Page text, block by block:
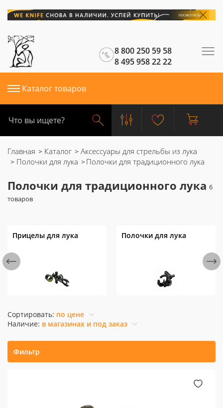
8 800 250 59 58
8 495 958 22 22
Каталог товаров
Главная Каталог
Аксессуары для стрельбы из лука
Полочки для лука
Полочки для традиционного лука
Полочки для традиционного лука
Прицелы для лука Полочки для лука
Сортировать: по цене
Наличие: в магазинах и под заказ
Фильтр